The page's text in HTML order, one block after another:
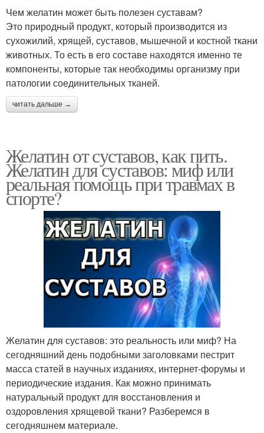
Чем желатин может быть полезен суставам?
Это природный продукт, который производится из
сухожилий, хрящей, суставов, мышечной и костной ткани
животных. То есть в его составе находятся именно те
компоненты, которые так необходимы организму при
патологии соединительных тканей.
читать дальше →
Желатин от суставов, как пить.
Желатин для суставов: миф или
реальная помощь при травмах в
спорте?
Желатин для суставов: это реальность или миф? На
сегодняшний день подобными заголовками пестрит
масса статей в научных изданиях, интернет-форумы и
периодические издания. Как можно принимать
натуральный продукт для восстановления и
оздоровления хрящевой ткани? Разберемся в
сегодняшнем материале.